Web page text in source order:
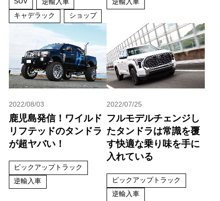
キャデラック
ショップ
2022/08/03
鹿児島発信！ワイルド
リフテッドのタンドラ
が超ヤバい！
ピックアップトラック
逆輸入車
2022/07/25
フルモデルチェンジし
たタンドラは常識を覆
す快適な乗り味を手に
入れている
ピックアップトラック
逆輸入車